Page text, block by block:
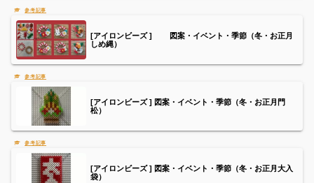
[アイロンビーズ ] 図案・イベント・季節（冬・お正月
しめ縄）
[アイロンビーズ ] 図案・イベント・季節（冬・お正月門
松）
[アイロンビーズ ] 図案・イベント・季節（冬・お正月大入
袋）